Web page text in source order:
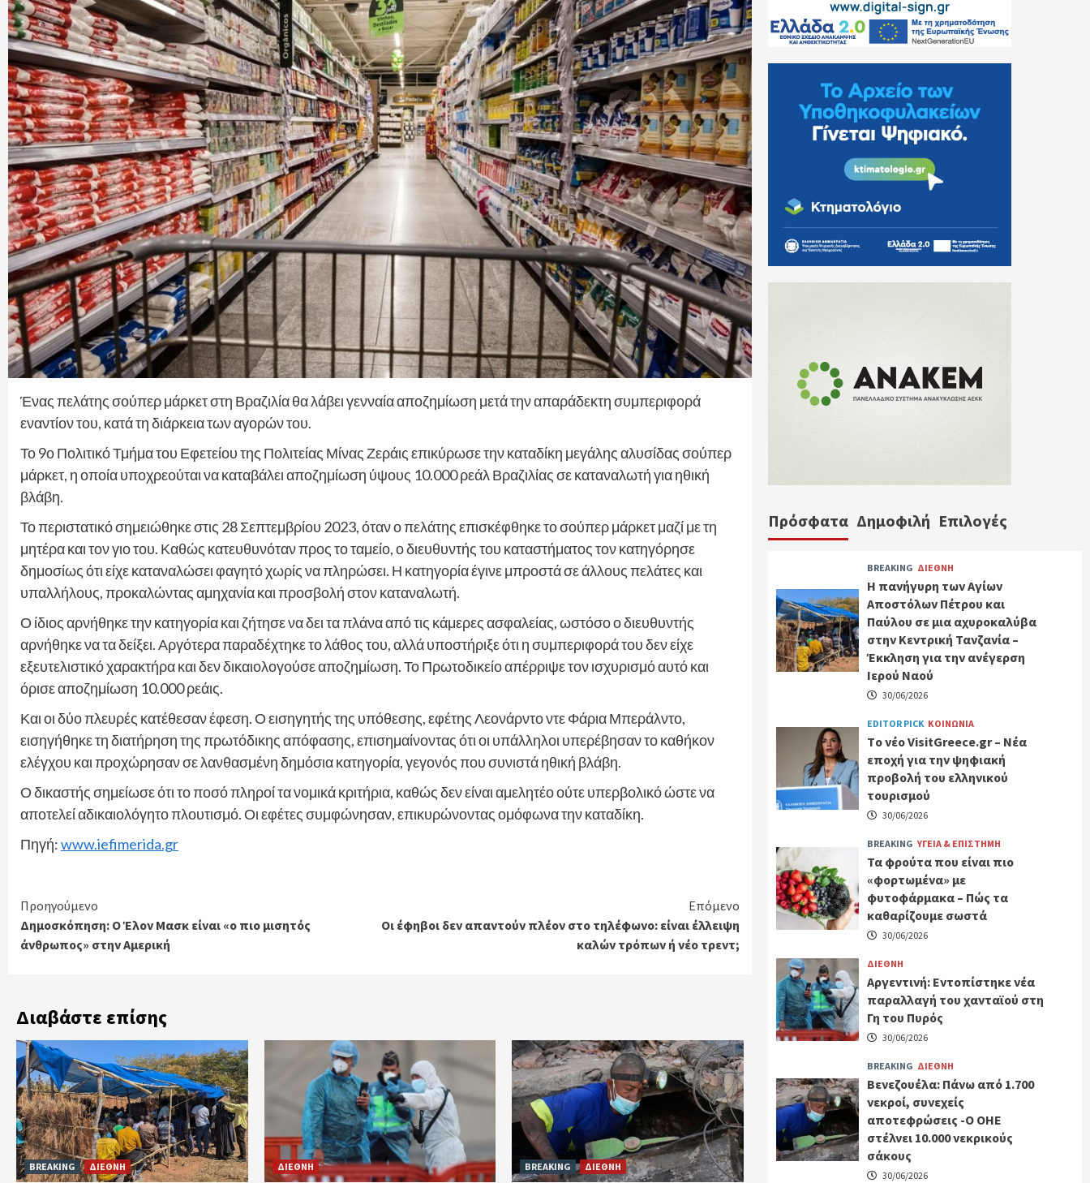
Ένας πελάτης σούπερ μάρκετ στη Βραζιλία θα λάβει γενναία αποζημίωση μετά την απαράδεκτη συμπεριφορά
εναντίον του, κατά τη διάρκεια των αγορών του.
Το 9ο Πολιτικό Τμήμα του Εφετείου της Πολιτείας Μίνας Ζεράις επικύρωσε την καταδίκη μεγάλης αλυσίδας σούπερ
μάρκετ, η οποία υποχρεούται να καταβάλει αποζημίωση ύψους 10.000 ρεάλ Βραζιλίας σε καταναλωτή για ηθική
βλάβη.
Το περιστατικό σημειώθηκε στις 28 Σεπτεμβρίου 2023, όταν ο πελάτης επισκέφθηκε το σούπερ μάρκετ μαζί με τη
μητέρα και τον γιο του. Καθώς κατευθυνόταν προς το ταμείο, ο διευθυντής του καταστήματος τον κατηγόρησε
δημοσίως ότι είχε καταναλώσει φαγητό χωρίς να πληρώσει. Η κατηγορία έγινε μπροστά σε άλλους πελάτες και
υπαλλήλους, προκαλώντας αμηχανία και προσβολή στον καταναλωτή.
Ο ίδιος αρνήθηκε την κατηγορία και ζήτησε να δει τα πλάνα από τις κάμερες ασφαλείας, ωστόσο ο διευθυντής
αρνήθηκε να τα δείξει. Αργότερα παραδέχτηκε το λάθος του, αλλά υποστήριξε ότι η συμπεριφορά του δεν είχε
εξευτελιστικό χαρακτήρα και δεν δικαιολογούσε αποζημίωση. Το Πρωτοδικείο απέρριψε τον ισχυρισμό αυτό και
όρισε αποζημίωση 10.000 ρεάις.
Και οι δύο πλευρές κατέθεσαν έφεση. Ο εισηγητής της υπόθεσης, εφέτης Λεονάρντο ντε Φάρια Μπεράλντο,
εισηγήθηκε τη διατήρηση της πρωτόδικης απόφασης, επισημαίνοντας ότι οι υπάλληλοι υπερέβησαν το καθήκον
ελέγχου και προχώρησαν σε λανθασμένη δημόσια κατηγορία, γεγονός που συνιστά ηθική βλάβη.
Ο δικαστής σημείωσε ότι το ποσό πληροί τα νομικά κριτήρια, καθώς δεν είναι αμελητέο ούτε υπερβολικό ώστε να
αποτελεί αδικαιολόγητο πλουτισμό. Οι εφέτες συμφώνησαν, επικυρώνοντας ομόφωνα την καταδίκη.
Πηγή:www.iefimerida.gr
Continue
Reading
Προηγούμενο
Δημοσκόπηση: Ο Έλον Μασκ είναι «ο πιο μισητός
άνθρωπος» στην Αμερική
Επόμενο
Οι έφηβοι δεν απαντούν πλέον στο τηλέφωνο: είναι έλλειψη
καλών τρόπων ή νέο τρεντ;
Διαβάστε επίσης
BREAKING ΔΙΕΘΝΗ ΔΙΕΘΝΗ BREAKING ΔΙΕΘΝΗ
Πρόσφατα Δημοφιλή Επιλογές
BREAKING ΔΙΕΘΝΗ
Η πανήγυρη των Αγίων
Αποστόλων Πέτρου και
Παύλου σε μια αχυροκαλύβα
στην Κεντρική Τανζανία –
Έκκληση για την ανέγερση
Ιερού Ναού
30/06/2026
EDITOR PICK ΚΟΙΝΩΝΙΑ
Tο νέο VisitGreece.gr – Νέα
εποχή για την ψηφιακή
προβολή του ελληνικού
τουρισμού
30/06/2026
BREAKING ΥΓΕΙΑ & ΕΠΙΣΤΗΜΗ
Τα φρούτα που είναι πιο
«φορτωμένα» με
φυτοφάρμακα – Πώς τα
καθαρίζουμε σωστά
30/06/2026
ΔΙΕΘΝΗ
Αργεντινή: Εντοπίστηκε νέα
παραλλαγή του χανταϊού στη
Γη του Πυρός
30/06/2026
BREAKING ΔΙΕΘΝΗ
Βενεζουέλα: Πάνω από 1.700
νεκροί, συνεχείς
αποτεφρώσεις -Ο ΟΗΕ
στέλνει 10.000 νεκρικούς
σάκους
30/06/2026